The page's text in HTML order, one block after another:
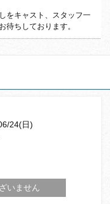
をキャスト、スタッフ一
待ちしております。
24(日)
いません